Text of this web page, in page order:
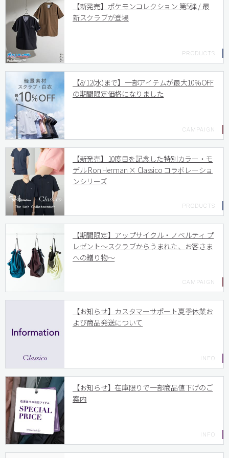
【新発売】ポケモンコレクション 第5弾 / 最
新スクラブが登場
【8/12(水)まで】一部アイテムが最大10%OFF
の期間限定価格になりました
【新発売】10度目を記念した特別カラー・モ
デル Ron Herman × Classico コラボレーショ
ンシリーズ
【期間限定】アップサイクル・ノベルティ プ
レゼント〜スクラブからうまれた、お客さま
への贈り物〜
【お知らせ】カスタマーサポート夏季休業お
よび商品発送について
【お知らせ】在庫限りで一部商品値下げのご
案内